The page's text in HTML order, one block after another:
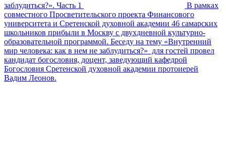
заблудиться?». Часть 1
В рамках
совместного Просветительского проекта Финансового
университета и Сретенской духовной академии 46 самарских
школьников прибыли в Москву с двухдневной культурно-
образовательной программой. Беседу на тему «Внутренний
мир человека: как в нем не заблудиться?» для гостей провел
кандидат богословия, доцент, заведующий кафедрой
Богословия Сретенской духовной академии протоиерей
Вадим Леонов.